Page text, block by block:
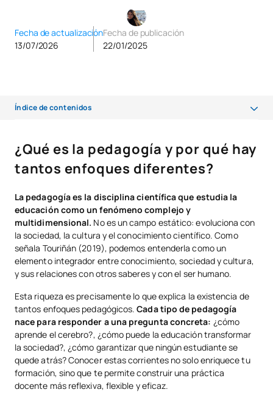
Fecha de actualización
13/07/2026
Fecha de publicación
22/01/2025
Índice de contenidos
¿Cuáles son los diferentes tipos de pedagogía y sus características?
más importantes?
¿Cómo elegir el tipo de pedagogía que mejor se adapta a tu perfil?
¿Qué formación necesitas para especializarte en los tipos de
pedagogía que más te interesan?
Conclusión
¿Qué es la pedagogía y por qué hay
tantos enfoques diferentes?
La pedagogía es la disciplina científica que estudia la
educación como un fenómeno complejo y
multidimensional. No es un campo estático: evoluciona con
la sociedad, la cultura y el conocimiento científico. Como
señala Touriñán (2019), podemos entenderla como un
elemento integrador entre conocimiento, sociedad y cultura,
y sus relaciones con otros saberes y con el ser humano.
Esta riqueza es precisamente lo que explica la existencia de
tantos enfoques pedagógicos.Cada tipo de pedagogía
nace para responder a una pregunta concreta: ¿cómo
aprende el cerebro?, ¿cómo puede la educación transformar
la sociedad?, ¿cómo garantizar que ningún estudiante se
quede atrás? Conocer estas corrientes no solo enriquece tu
formación, sino que te permite construir una práctica
docente más reflexiva, flexible y eficaz.